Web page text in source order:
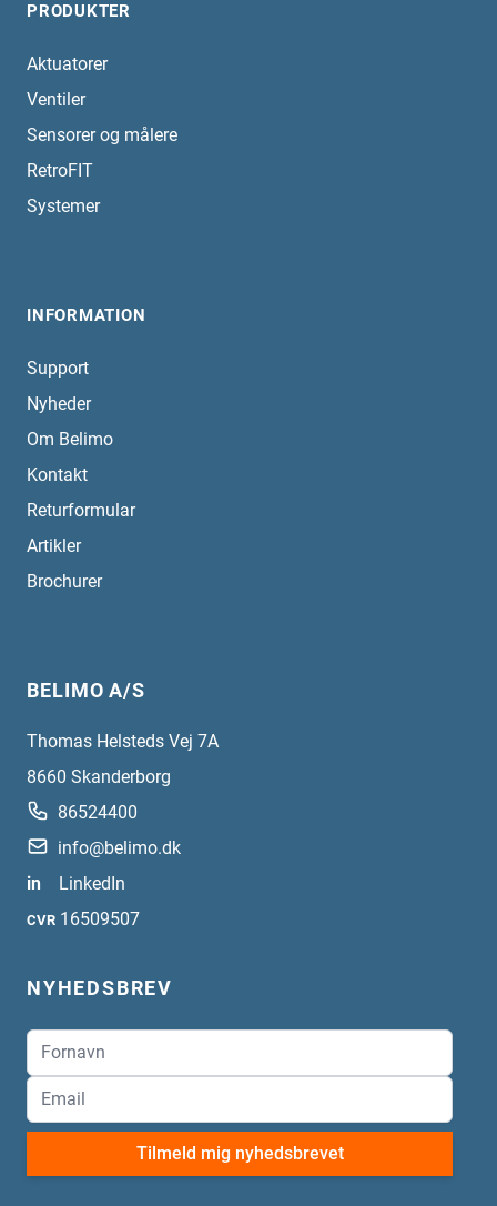
PRODUKTER
Aktuatorer
Ventiler
Sensorer og målere
RetroFIT
Systemer
INFORMATION
Support
Nyheder
Om Belimo
Kontakt
Returformular
Artikler
Brochurer
BELIMO A/S
Thomas Helsteds Vej 7A
8660 Skanderborg
86524400
info@belimo.dk
in
LinkedIn
CVR 16509507
NYHEDSBREV
Tilmeld mig nyhedsbrevet